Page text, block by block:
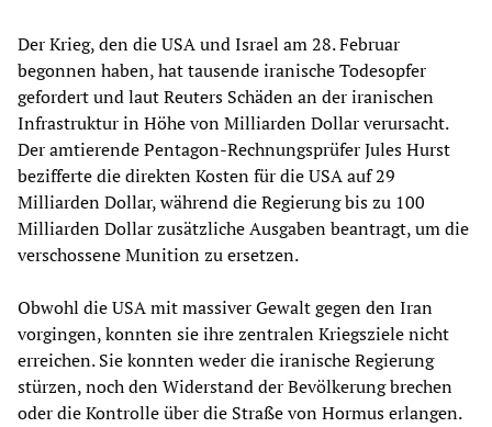
Der Krieg, den die USA und Israel am 28. Februar
begonnen haben, hat tausende iranische Todesopfer
gefordert und laut Reuters Schäden an der iranischen
Infrastruktur in Höhe von Milliarden Dollar verursacht.
Der amtierende Pentagon-Rechnungsprüfer Jules Hurst
bezifferte die direkten Kosten für die USA auf 29
Milliarden Dollar, während die Regierung bis zu 100
Milliarden Dollar zusätzliche Ausgaben beantragt, um die
verschossene Munition zu ersetzen.
Obwohl die USA mit massiver Gewalt gegen den Iran
vorgingen, konnten sie ihre zentralen Kriegsziele nicht
erreichen. Sie konnten weder die iranische Regierung
stürzen, noch den Widerstand der Bevölkerung brechen
oder die Kontrolle über die Straße von Hormus erlangen.